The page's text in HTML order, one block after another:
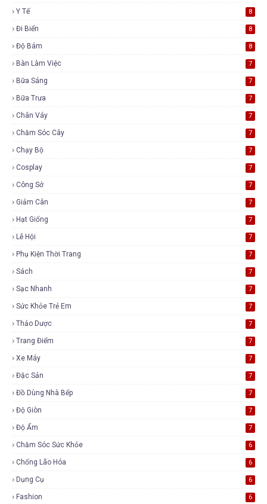
Y Tế 8
Đi Biển 8
Độ Bám 8
Bàn Làm Việc 7
Bữa Sáng 7
Bữa Trưa 7
Chân Váy 7
Chăm Sóc Cây 7
Chạy Bộ 7
Cosplay 7
Công Sở 7
Giảm Cân 7
Hạt Giống 7
Lễ Hội 7
Phụ Kiện Thời Trang 7
Sách 7
Sạc Nhanh 7
Sức Khỏe Trẻ Em 7
Thảo Dược 7
Trang Điểm 7
Xe Máy 7
Đặc Sản 7
Đồ Dùng Nhà Bếp 7
Độ Giòn 7
Độ Ẩm 7
Chăm Sóc Sức Khỏe 6
Chống Lão Hóa 6
Dụng Cụ 6
Fashion 6